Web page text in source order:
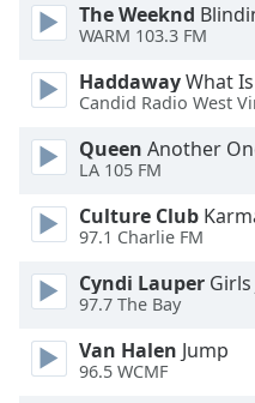
Font
Family
Reset
Done
Modal
Dialog
dialog
window.
The Weeknd
WARM 103.3 FM
HaddawayWhat
Candid Radio West
Queen Another
LA 105 FM
Culture Club
97.1 Charlie FM
Cyndi Lauper
97.7 The Bay
Van Halen Jump
96.5 WCMF